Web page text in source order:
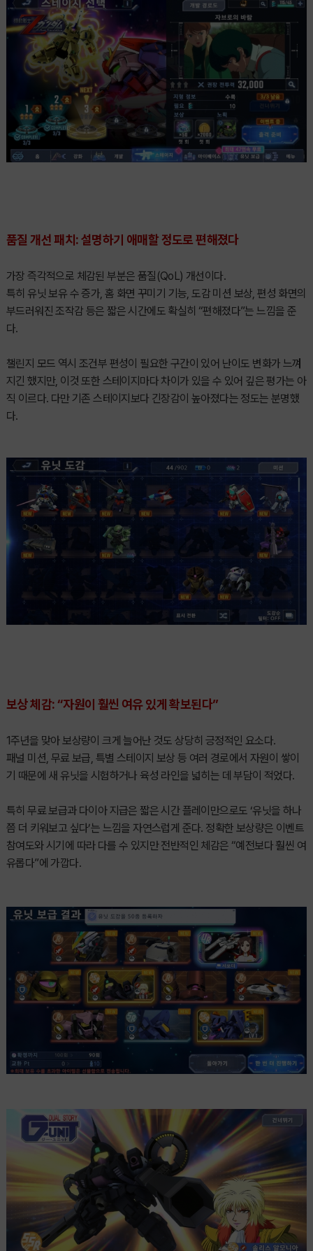
품질 개선 패치: 설명하기 애매할 정도로 편해졌다
가장 즉각적으로 체감된 부분은 품질(QoL) 개선이다.
특히 유닛 보유 수 증가, 홈 화면 꾸미기 기능, 도감 미션 보상, 편성 화면의
부드러워진 조작감 등은 짧은 시간에도 확실히 “편해졌다”는 느낌을 준
다.
챌린지 모드 역시 조건부 편성이 필요한 구간이 있어 난이도 변화가 느껴
지긴 했지만, 이것 또한 스테이지마다 차이가 있을 수 있어 깊은 평가는 아
직 이르다. 다만 기존 스테이지보다 긴장감이 높아졌다는 정도는 분명했
다.
보상 체감: “자원이 훨씬 여유 있게 확보된다”
1주년을 맞아 보상량이 크게 늘어난 것도 상당히 긍정적인 요소다.
패널 미션, 무료 보급, 특별 스테이지 보상 등 여러 경로에서 자원이 쌓이
기 때문에 새 유닛을 시험하거나 육성 라인을 넓히는 데 부담이 적었다.
특히 무료 보급과 다이아 지급은 짧은 시간 플레이만으로도 ‘유닛을 하나
쯤 더 키워보고 싶다’는 느낌을 자연스럽게 준다. 정확한 보상량은 이벤트
참여도와 시기에 따라 다를 수 있지만 전반적인 체감은 “예전보다 훨씬 여
유롭다”에 가깝다.